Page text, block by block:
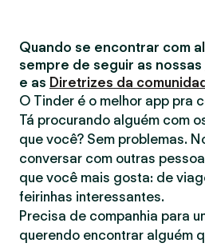
Quando se encontrar com
sempre de seguir as nossas
e as Diretrizes da
O Tinder é o melhor app pra
Tá procurando alguém com
que você? Sem problemas.
conversar com outras
que você mais gosta: de
feirinhas interessantes.
Precisa de companhia para
querendo encontrar alguém